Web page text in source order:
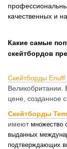
качественных и
Какие самые
скейтбордов
Скейтборды Enuff
Великобритании.
цене, созданное
Скейтборды
имеют множество
выданных
подтверждающих